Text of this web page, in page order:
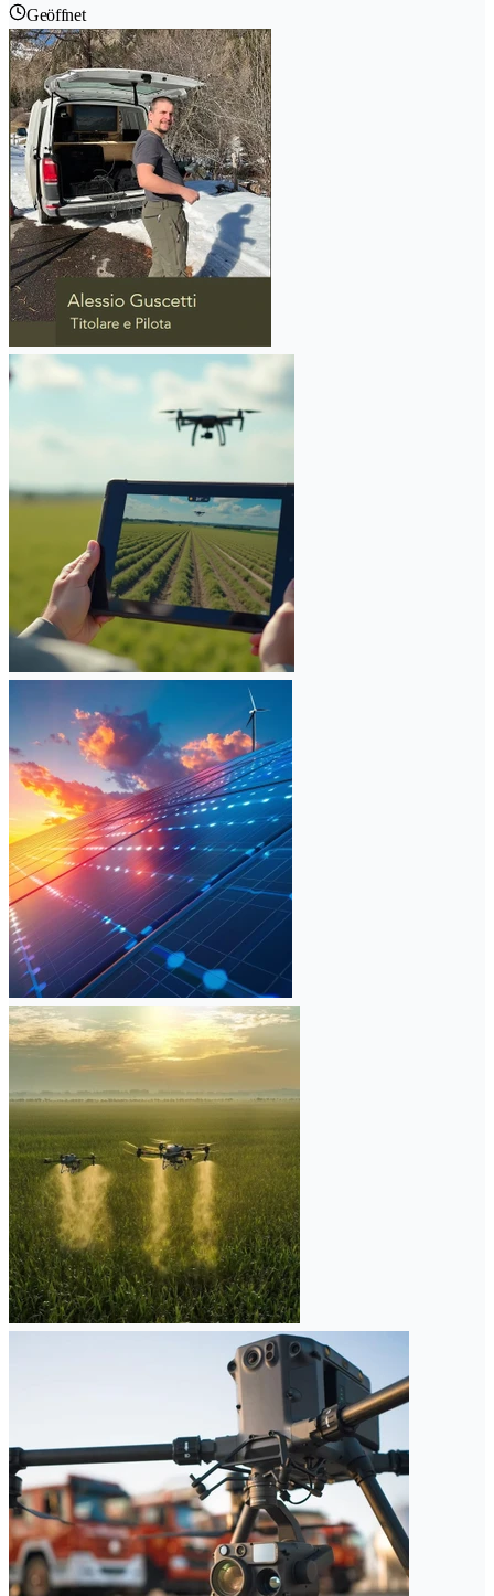
Geöffnet